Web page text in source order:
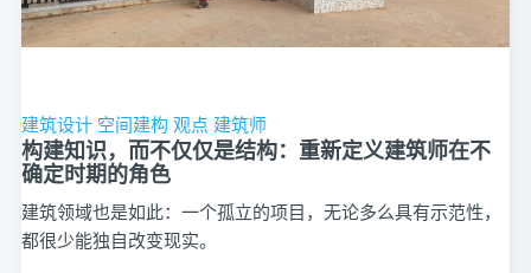
建筑设计 空间建构 观点 建筑师
构建知识，而不仅仅是结构：重新定义建筑师在不
确定时期的角色
建筑领域也是如此：一个孤立的项目，无论多么具有示范性，
都很少能独自改变现实。